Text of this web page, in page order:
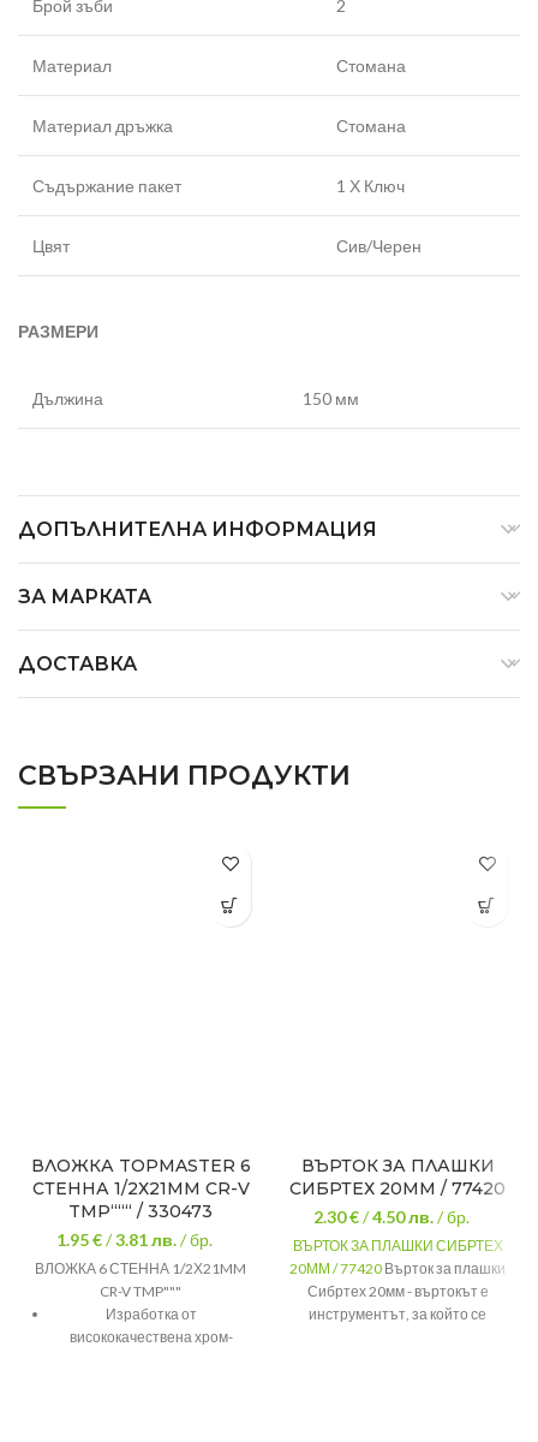
Брой зъби 2
Материал Стомана
Материал дръжка Стомана
Съдържание пакет 1 Х Ключ
Цвят Сив/Черен
РАЗМЕРИ
Дължина 150 мм
ДОПЪЛНИТЕЛНА ИНФОРМАЦИЯ
ЗА МАРКАТА
ДОСТАВКА
СВЪРЗАНИ ПРОДУКТИ
ВЛОЖКА TOPMASTER 6
СТЕННА 1/2Х21MM CR-V
TMP“““ / 330473
1.95 €/3.81лв./ бр.
ВЛОЖКА 6 СТЕННА 1/2Х21MM
CR-V TMP"""
Изработка от
висококачествена хром-
ВЪРТОК ЗА ПЛАШКИ
СИБРТЕХ 20ММ / 77420
2.30 €/4.50лв./ бр.
ВЪРТОК ЗА ПЛАШКИ СИБРТЕХ
20ММ / 77420 Върток за плашки
Сибртех 20мм - въртокът е
инструментът, за който се